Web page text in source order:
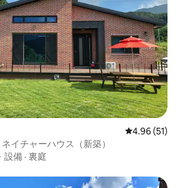
レビュー51
4.96 (51)
イチャーハウス（新築）
設備 · 裏庭